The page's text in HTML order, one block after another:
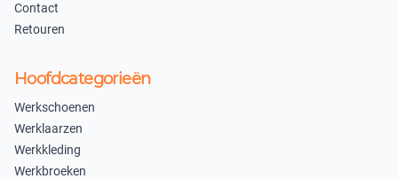
Contact
Retouren
Hoofdcategorieën
Werkschoenen
Werklaarzen
Werkkleding
Werkbroeken